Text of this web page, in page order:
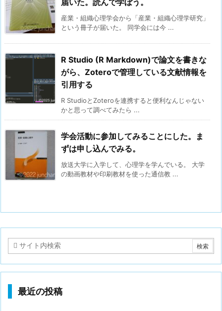
届いた。読んで学ぼう。
産業・組織心理学会から「産業・組織心理学研究」
という冊子が届いた。 同学会には今 ...
R Studio (R Markdown)で論文を書きな
がら、Zoteroで管理している文献情報を
引用する
R StudioとZoteroを連携すると便利なんじゃない
かと思って調べてみたら ...
学会活動に参加してみることにした。ま
ずは申し込んでみる。
放送大学に入学して、心理学を学んでいる。 大学
の動画教材や印刷教材を使った通信教 ...
最近の投稿